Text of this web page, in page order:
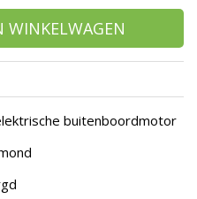
WINKELWAGEN
buitenboordmotor